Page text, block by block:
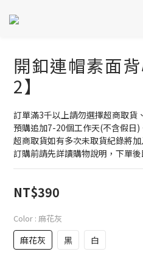
開釦連帽素面
2】
訂單滿3千以上請勿選擇超商取貨
預購追加7-20個工作天(不含假日)
超商取貨如有多次未取貨紀錄將加
訂購前請先詳讀購物說明，下單
NT$390
Color : 麻花灰
麻花灰 黑 白